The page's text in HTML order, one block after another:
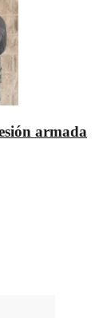
armada